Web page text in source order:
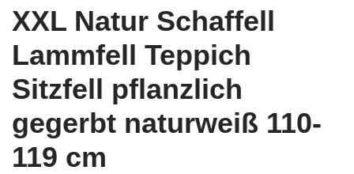
XXL Natur Schaffell
Lammfell Teppich
Sitzfell pflanzlich
gegerbt naturweiß 110-
119 cm